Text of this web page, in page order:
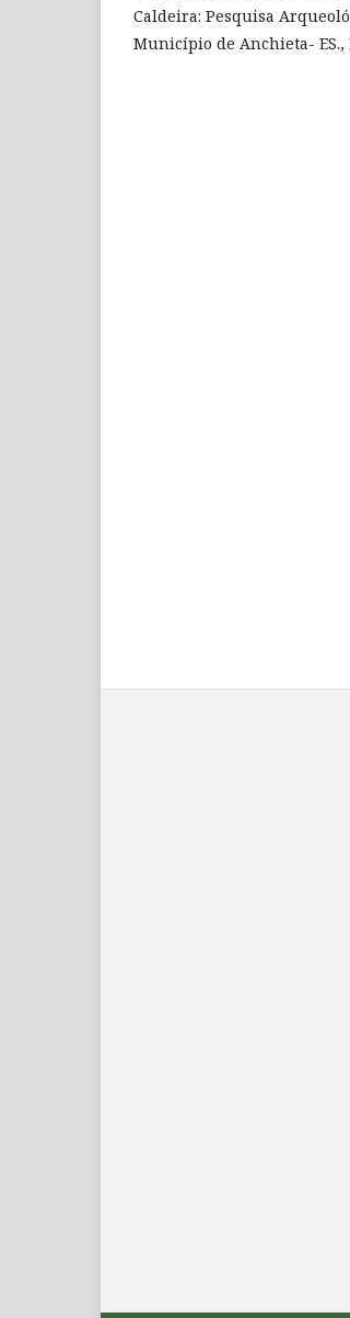
Caldeira: Pesquisa
Município de Anchieta- ES.,